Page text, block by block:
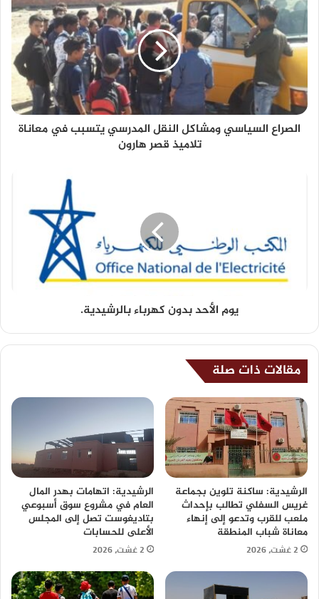
الصراع السياسي ومشاكل النقل المدرسي يتسبب في معاناة
تلاميذ قصر هارون
يوم الأحد بدون كهرباء بالرشيدية.
مقالات ذات صلة
الرشيدية: ساكنة تلوين بجماعة
غريس السفلي تطالب بإحداث
ملعب للقرب وتدعو إلى إنهاء
معاناة شباب المنطقة
2 غشت، 2026
الرشيدية: اتهامات بهدر المال
العام في مشروع سوق أسبوعي
بتاديغوست تصل إلى المجلس
الأعلى للحسابات
2 غشت، 2026